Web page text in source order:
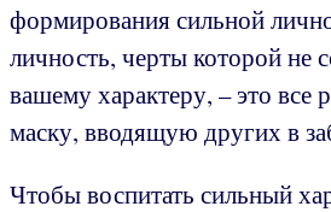
формирования сильной
личность, черты которой не
вашему характеру, – это все
маску, вводящую других в
Чтобы воспитать сильный